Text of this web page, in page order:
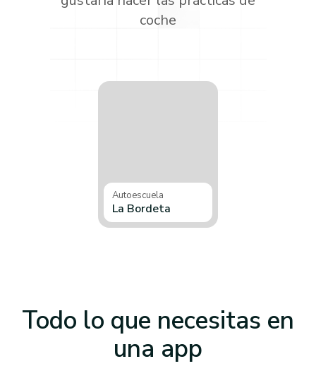
coche
Autoescuela
La Bordeta
Todo lo que necesitas en
una app